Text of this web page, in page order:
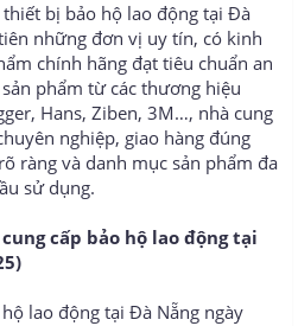
bị bảo hộ lao động tại Đà
những đơn vị uy tín, có kinh
chính hãng đạt tiêu chuẩn an
phẩm từ các thương hiệu
Hans, Ziben, 3M…, nhà cung
nghiệp, giao hàng đúng
ràng và danh mục sản phẩm đa
sử dụng.
cấp bảo hộ lao động tại
lao động tại Đà Nẵng ngày